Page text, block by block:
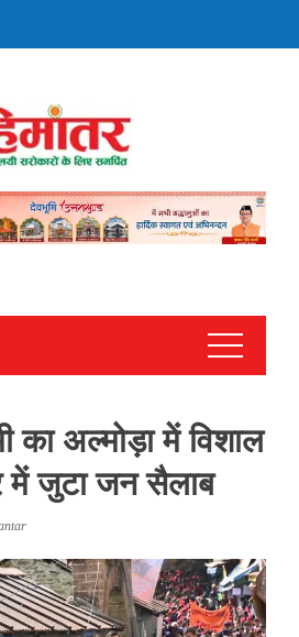
का अल्मोड़ा में विशाल
में जुटा जन सैलाब